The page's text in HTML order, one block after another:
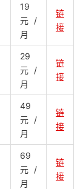
19
元/
月
链
接
29
元/
月
链
接
49
元/
月
链
接
69
元/
月
链
接